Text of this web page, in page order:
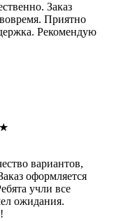
Заказ
Приятно
Рекомендую
★
вариантов,
оформляется
учли все
ожидания.